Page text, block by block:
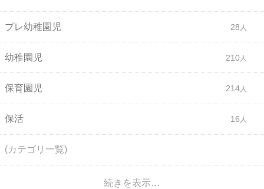
プレ幼稚園児 28
幼稚園児 210
保育園児 214
保活 16
(カテゴリ一覧)
続きを表示…